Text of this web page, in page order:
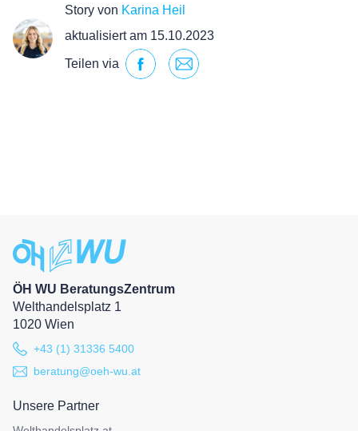
Story von Karina Heil
aktualisiert am 15.10.2023
Teilen via
ÖH WU BeratungsZentrum
Welthandelsplatz 1
1020 Wien
+43 (1) 31336 5400
beratung@oeh-wu.at
Unsere Partner